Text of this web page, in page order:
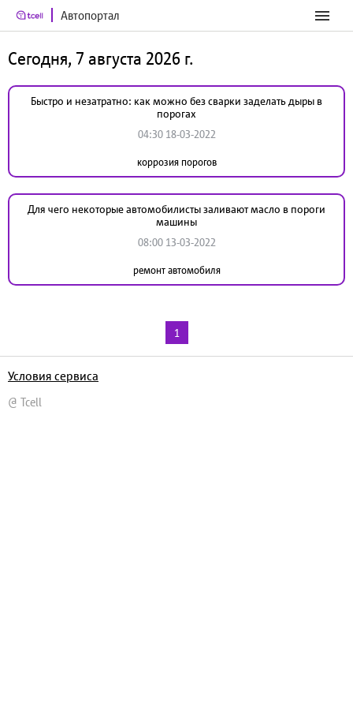
Автопортал
Сегодня, 7 августа 2026 г.
Быстро и незатратно: как можно без сварки заделать дыры в
порогах
04:30 18-03-2022
коррозия порогов
Для чего некоторые автомобилисты заливают масло в пороги
машины
08:00 13-03-2022
ремонт автомобиля
1
@ Tcell
Условия сервиса